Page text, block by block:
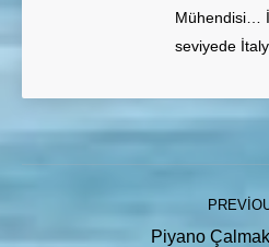
Mühendisi…
seviyede
Piyano